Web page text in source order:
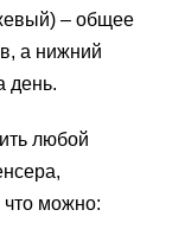
– общее
а нижний
день.
любой
что можно: